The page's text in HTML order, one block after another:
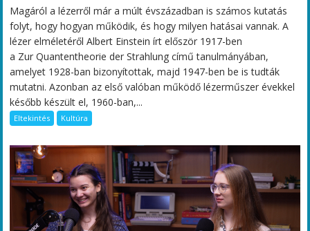
Magáról a lézerről már a múlt évszázadban is számos kutatás
folyt, hogy hogyan működik, és hogy milyen hatásai vannak. A
lézer elméletéről Albert Einstein írt először 1917-ben
a Zur Quantentheorie der Strahlung című tanulmányában,
amelyet 1928-ban bizonyítottak, majd 1947-ben be is tudták
mutatni. Azonban az első valóban működő lézerműszer évekkel
később készült el, 1960-ban,...
Eltekintés Kultúra